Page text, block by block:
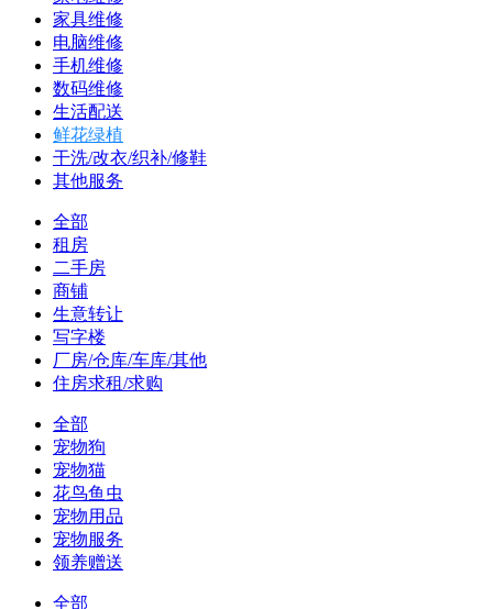
家具维修
电脑维修
手机维修
数码维修
生活配送
鲜花绿植
干洗/改衣/织补/修鞋
其他服务
全部
租房
二手房
商铺
生意转让
写字楼
厂房/仓库/车库/其他
住房求租/求购
全部
宠物狗
宠物猫
花鸟鱼虫
宠物用品
宠物服务
领养赠送
全部